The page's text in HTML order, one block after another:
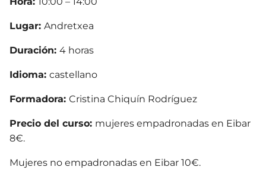
Lugar: Andretxea
Duración: 4 horas
Idioma: castellano
Formadora: Cristina Chiquín Rodríguez
Precio del curso: mujeres empadronadas en Eibar
8€.
Mujeres no empadronadas en Eibar 10€.